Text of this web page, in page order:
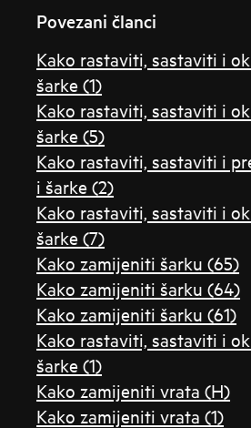
Povezani članci
Kako rastaviti, sastaviti i
šarke (1)
Kako rastaviti, sastaviti i
šarke (5)
Kako rastaviti, sastaviti i
i šarke (2)
Kako rastaviti, sastaviti i
šarke (7)
Kako zamijeniti šarku (65)
Kako zamijeniti šarku (64)
Kako zamijeniti šarku (61)
Kako rastaviti, sastaviti i
šarke (1)
Kako zamijeniti vrata (H)
Kako zamijeniti vrata (1)